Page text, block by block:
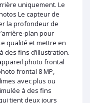
uniquement. Le
Le capteur de
la profondeur de
plan pour
qualité et mettre en
des fins d’illustration.
photo frontal
frontal 8 MP,
avec plus ou
à des fins
tient deux jours